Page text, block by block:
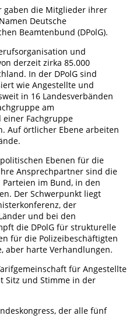
gaben die Mitglieder ihrer
Deutsche
Beamtenbund (DPolG).
und
derzeit zirka 85.000
In der DPolG sind
wie Angestellte und
in 16 Landesverbänden
am
einer Fachgruppe
Auf örtlicher Ebene arbeiten
Ebenen für die
Ansprechpartner sind die
im Bund, in den
Der Schwerpunkt liegt
der
und bei den
die DPolG für strukturelle
für die Polizeibeschäftigten
aber harte Verhandlungen.
für Angestellte
Sitz und Stimme in der
der alle fünf